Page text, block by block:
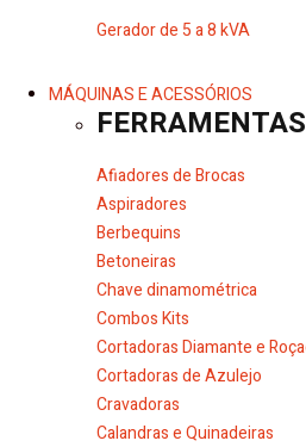
Gerador de 5 a 8 kVA
MÁQUINAS E ACESSÓRIOS
Afiadores de Brocas
Aspiradores
Berbequins
Betoneiras
Chave dinamométrica
Combos Kits
Cortadoras Diamante e
Cortadoras de Azulejo
Cravadoras
Calandras e Quinadeiras